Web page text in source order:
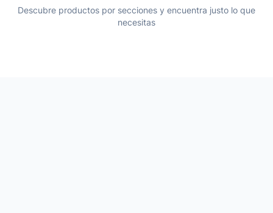
Descubre productos por secciones y encuentra justo lo que
necesitas